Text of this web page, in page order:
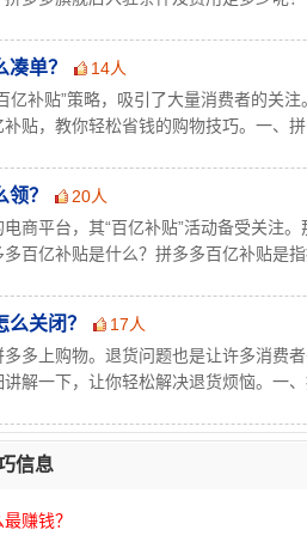
单？
14人
亿补贴”策略，吸引了大量消费者的关
贴，教你轻松省钱的购物技巧。一、
？
20人
商平台，其“百亿补贴”活动备受关注
百亿补贴是什么？拼多多百亿补贴是
关闭？
17人
多上购物。退货问题也是让许多消费
解一下，让你轻松解决退货烦恼。一
信息
赚钱？